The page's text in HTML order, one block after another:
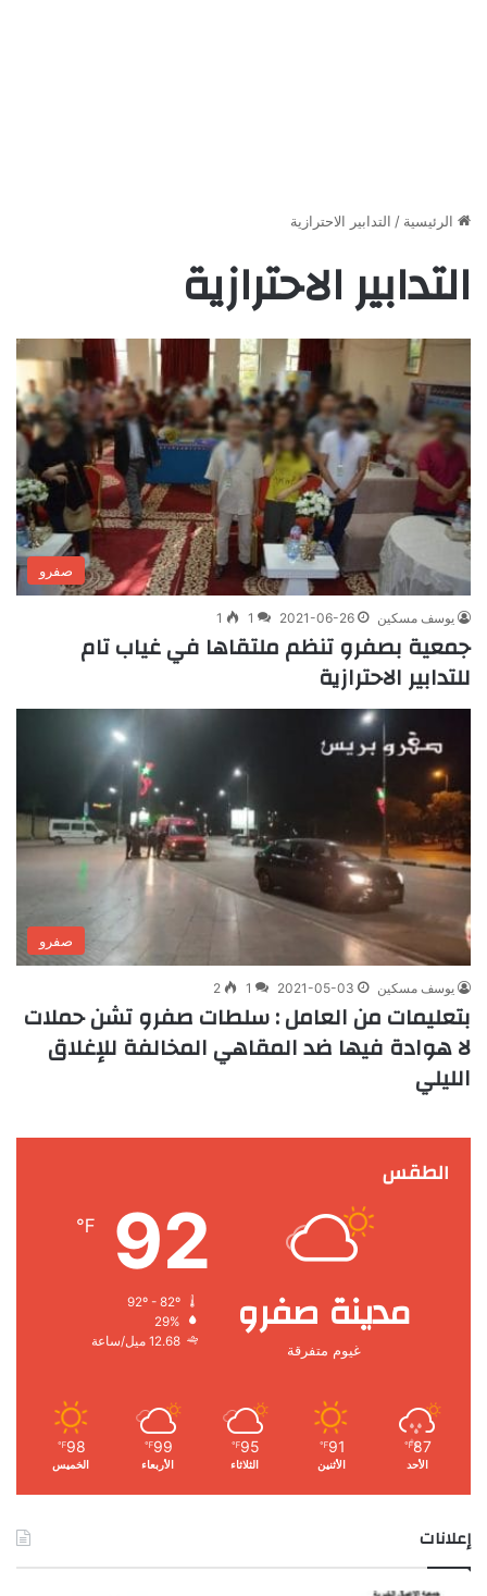
الرئيسية / التدابير الاحترازية
التدابير الاحترازية
صفرو
يوسف مسكين 2021-06-26
1
1
جمعية بصفرو تنظم ملتقاها في غياب تام
للتدابير الاحترازية
صفرو
يوسف مسكين 2021-05-03
1
2
بتعليمات من العامل : سلطات صفرو تشن حملات
لا هوادة فيها ضد المقاهي المخالفة للإغلاق
الليلي
الطقس
مدينة صفرو
غيوم متفرقة
92
℉
29%
12.68 ميل/ساعة
87
℉
الأحد
91
℉
الأثنين
95
℉
الثلاثاء
99
℉
الأربعاء
98
℉
الخميس
إعلانات